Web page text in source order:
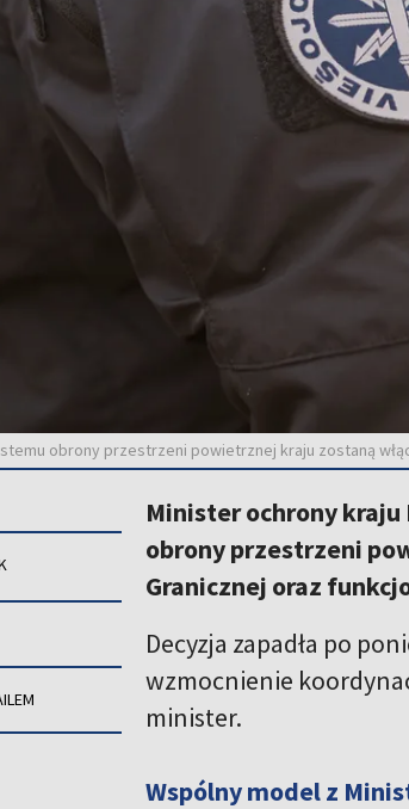
obrony przestrzeni powietrznej kraju zostaną
Minister ochrony
obrony przestrzeni
Granicznej oraz
Decyzja zapadła po
wzmocnienie
minister.
Wspólny model z